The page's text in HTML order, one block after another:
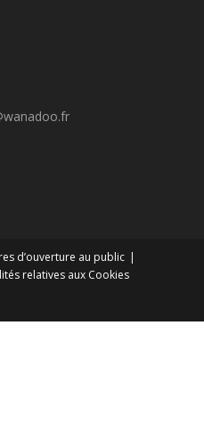
d’ouverture au public
relatives aux Cookies